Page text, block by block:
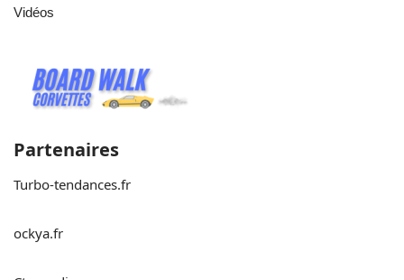
Vidéos
Partenaires
Turbo-tendances.fr
ockya.fr